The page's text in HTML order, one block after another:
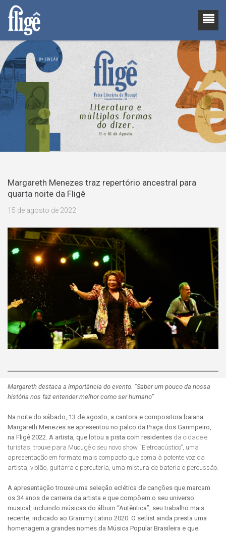
Margareth Menezes traz repertório ancestral para
quarta noite da Fligê
15 de agosto de 2022
Margareth destaca a importância do evento. “Saber um pouco da nossa
história nos faz entender melhor como ser humano”
Na noite do sábado, 13 de agosto, a cantora e compositora baiana
Margareth Menezes se apresentou no palco da Praça dos Garimpeiro,
na Fligê 2022. A artista, que lotou a pista com residentes da cidade e
turistas, trouxe para Mucugê o seu novo show “Eletroacústico”, uma
apresentação em formato mais compacto que soma à potente voz da
artista, violão, guitarra e percuteria, uma mistura de bateria e percussão.
A apresentação trouxe uma seleção eclética de canções que marcam
os 34 anos de carreira da artista e que compõem o seu universo
musical, incluindo músicas do álbum “Autêntica”, seu trabalho mais
recente, indicado ao Grammy Latino 2020. O setlist ainda presta uma
homenagem a grandes nomes da Música Popular Brasileira e que